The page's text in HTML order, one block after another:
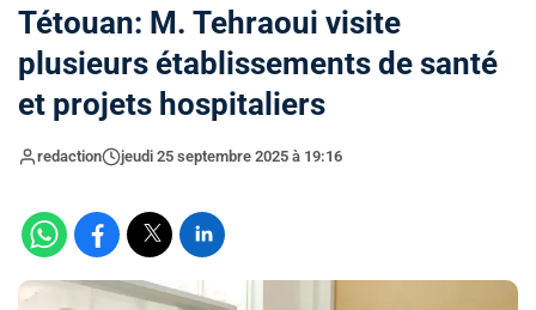
Tétouan: M. Tehraoui visite
plusieurs établissements de santé
et projets hospitaliers
redaction jeudi 25 septembre 2025 à 19:16